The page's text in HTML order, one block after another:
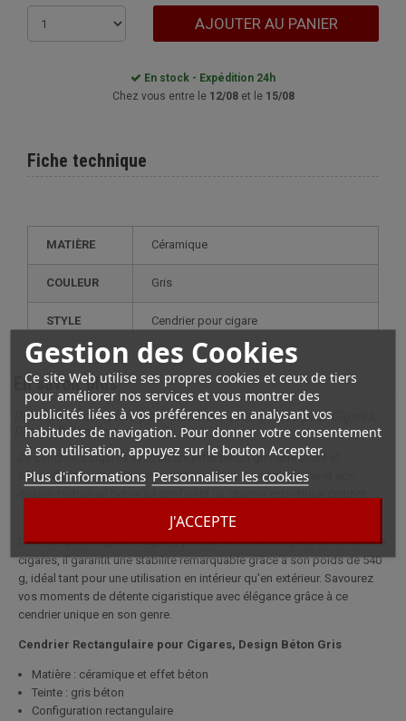
Gestion des Cookies
Ce site Web utilise ses propres cookies et ceux de tiers
pour améliorer nos services et vous montrer des
publicités liées à vos préférences en analysant vos
habitudes de navigation. Pour donner votre consentement
à son utilisation, appuyez sur le bouton Accepter.
Plus d'informations Personnaliser les cookies
J'ACCEPTE
AJOUTER AU PANIER
En stock - Expédition 24h
Chez vous entre le 12/08et le 15/08
Fiche technique
MATIÈRE Céramique
COULEUR Gris
STYLE cendrier pour cigare
En savoir plus
Description complète pour Cendrier Rectangulaire pour Cigares,
Design Béton Gris
Ce cendrier à cigares avec un fini effet béton gris allie utilité et
sophistication. Sa silhouette rectangulaire contemporaine et son
Doté de quatre repose-cigares précisément formés pour sécuriser vos
cigares, il garantit une stabilité remarquable grâce à son poids de 540
g, idéal tant pour une utilisation en intérieur qu'en extérieur. Savourez
vos moments de détente cigaristique avec élégance grâce à ce
cendrier unique en son genre.
Cendrier Rectangulaire pour Cigares, Design Béton Gris
Matière : céramique et effet béton
Teinte : gris béton
Configuration rectangulaire